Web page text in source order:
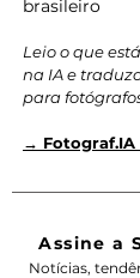
brasileiro
Leio o que
na IA e
para
→ Fotograf.IA
Assine a
Notícias,